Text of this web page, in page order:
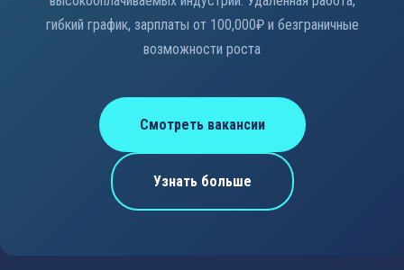
гибкий график, зарплаты от 100,000₽ и безграничные
возможности роста
Смотреть вакансии
Узнать больше